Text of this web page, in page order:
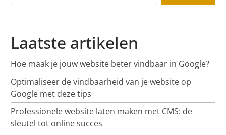
Laatste artikelen
Hoe maak je jouw website beter vindbaar in Google?
Optimaliseer de vindbaarheid van je website op
Google met deze tips
Professionele website laten maken met CMS: de
sleutel tot online succes